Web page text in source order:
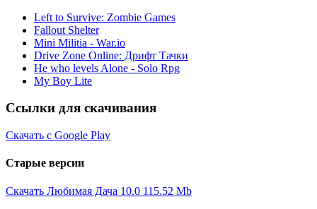
Left to Survive: Zombie Games
Fallout Shelter
Mini Militia - War.io
Drive Zone Online: Дрифт Тачки
He who levels Alone - Solo Rpg
My Boy Lite
Ссылки для скачивания
Скачать с Google Play
Старые версии
Скачать Любимая Дача 10.0 115.52 Mb